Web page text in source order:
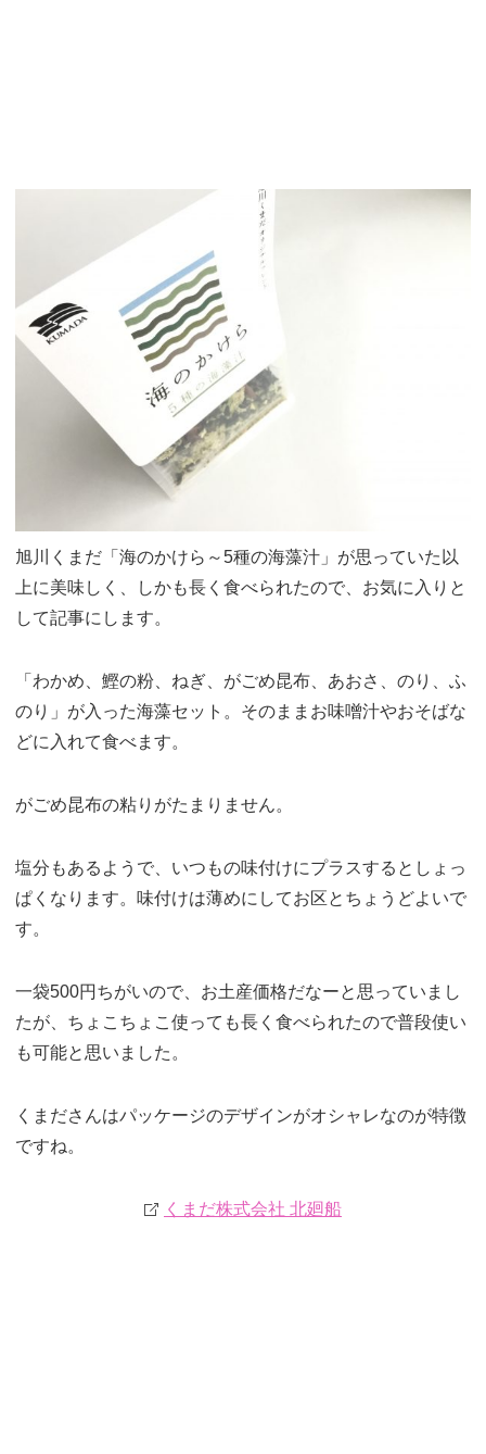
旭川くまだ「海のかけら～5種の海藻汁」が思っていた以
上に美味しく、しかも長く食べられたので、お気に入りと
して記事にします。
「わかめ、鰹の粉、ねぎ、がごめ昆布、あおさ、のり、ふ
のり」が入った海藻セット。そのままお味噌汁やおそばな
どに入れて食べます。
がごめ昆布の粘りがたまりません。
塩分もあるようで、いつもの味付けにプラスするとしょっ
ぱくなります。味付けは薄めにしてお区とちょうどよいで
す。
一袋500円ちがいので、お土産価格だなーと思っていまし
たが、ちょこちょこ使っても長く食べられたので普段使い
も可能と思いました。
くまださんはパッケージのデザインがオシャレなのが特徴
ですね。
くまだ株式会社 北廻船